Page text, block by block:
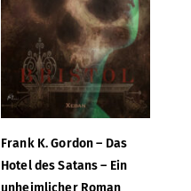
Frank K. Gordon – Das
Hotel des Satans – Ein
unheimlicher Roman